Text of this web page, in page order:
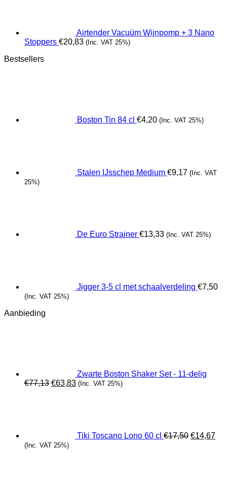
Airtender Vacuüm Wijnpomp + 3 Nano
Stoppers €20,83 (Inc. VAT 25%)
Bestsellers
Boston Tin 84 cl €4,20 (Inc. VAT 25%)
Stalen IJsschep Medium €9,17 (Inc. VAT
25%)
De Euro Strainer €13,33 (Inc. VAT 25%)
Jigger 3-5 cl met schaalverdeling €7,50
(Inc. VAT 25%)
Aanbieding
Zwarte Boston Shaker Set - 11-delig
€77,13 Oorspronkelijke
€63,83Huidige
(Inc. VAT 25%)
Tiki Toscano Lono 60 cl €17,50 €14,67
(Inc. VAT 25%)